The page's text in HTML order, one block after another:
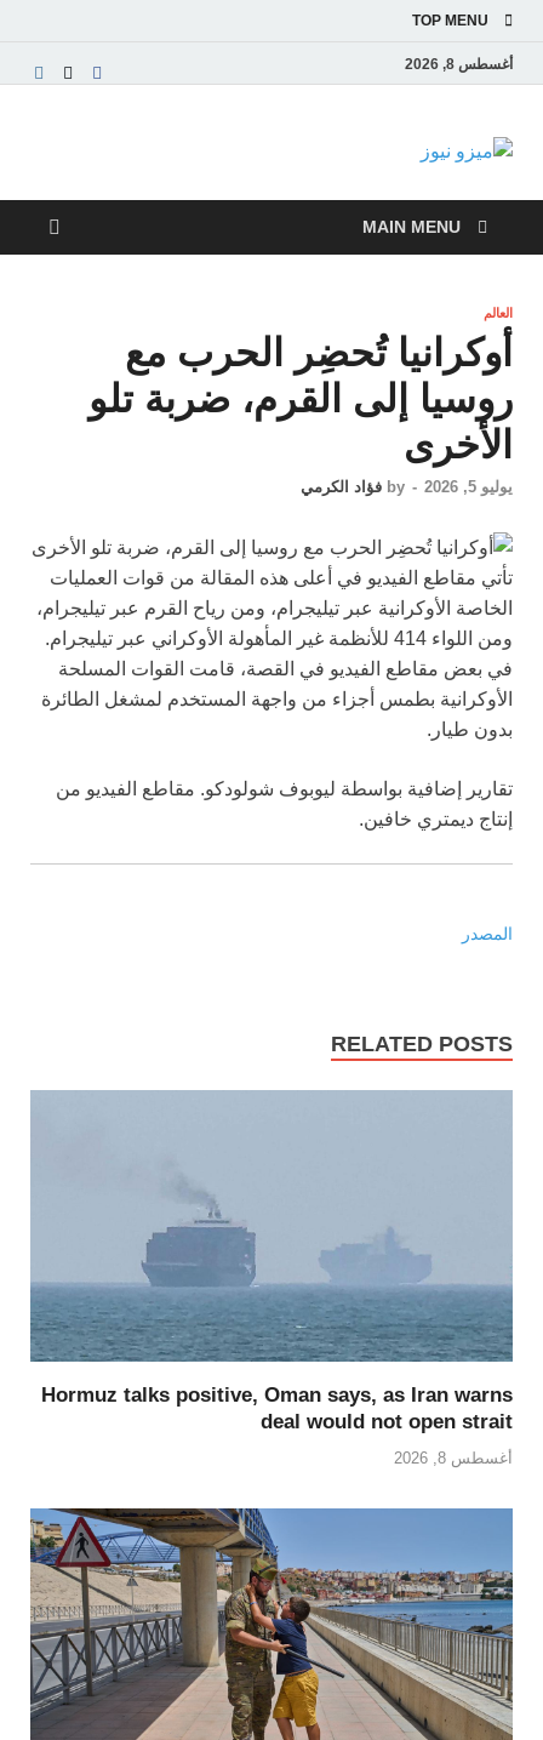
TOP MENU
أغسطس 8, 2026
ميزو نيوز
والاقتصادية
MAIN MENU
العالم
أوكرانيا تُحضِر الحرب مع
روسيا إلى القرم، ضربة تلو
الأخرى
يوليو 5, 2026 -
by فؤاد الكرمي
تأتي مقاطع الفيديو في أعلى هذه المقالة من قوات العمليات
الخاصة الأوكرانية عبر تيليجرام، ومن رياح القرم عبر تيليجرام،
ومن اللواء 414 للأنظمة غير المأهولة الأوكراني عبر تيليجرام.
في بعض مقاطع الفيديو في القصة، قامت القوات المسلحة
الأوكرانية بطمس أجزاء من واجهة المستخدم لمشغل الطائرة
بدون طيار.
تقارير إضافية بواسطة ليوبوف شولودكو. مقاطع الفيديو من
إنتاج ديمتري خافين.
المصدر
RELATED POSTS
Hormuz talks positive, Oman says, as Iran warns
deal would not open strait
أغسطس 8, 2026